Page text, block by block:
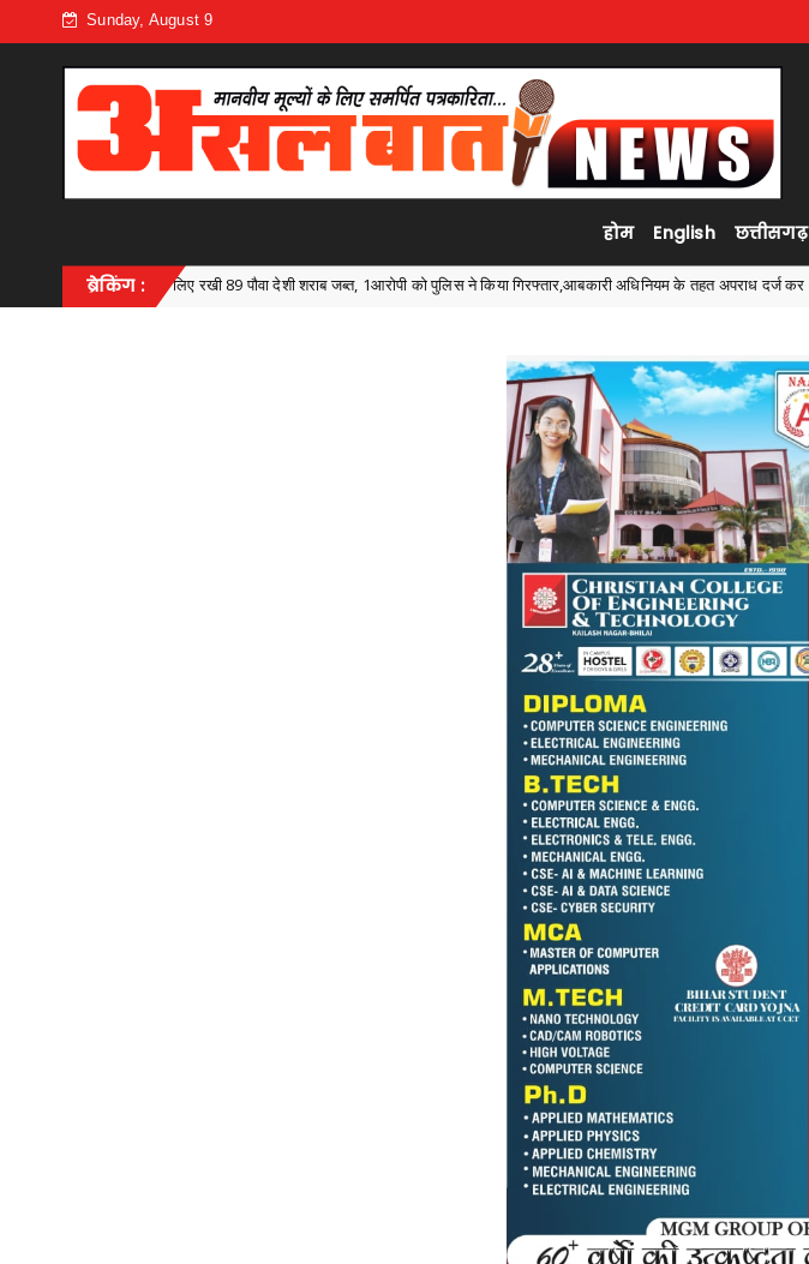
Sunday, August 9
होम English छत्तीसगढ़
ब्रेकिंग :
89 पौवा देशी शराब जब्त, 1आरोपी को पुलिस ने किया गिरफ्तार,आबकारी अधिनियम के तहत अपराध दर्ज कर आरोपी को भेजा गया सलाखों के पीछे